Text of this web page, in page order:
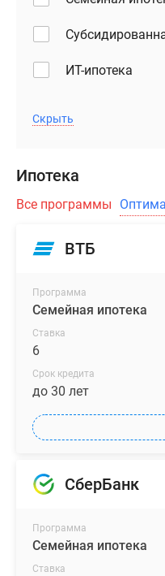
ИТ-ипотека
Скрыть
Ипотека
Все программы
ВТБ
Программа
Семейная ипотека
Ставка
6
Срок кредита
до 30 лет
СберБанк
Программа
Семейная ипотека
Ставка